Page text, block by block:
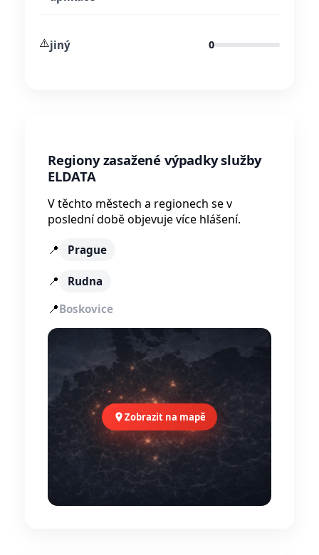
⚠️jiný 0
Regiony zasažené výpadky služby
ELDATA
V těchto městech a regionech se v
poslední době objevuje více hlášení.
📍
Prague
📍 Rudna
📍Boskovice
Zobrazit na mapě